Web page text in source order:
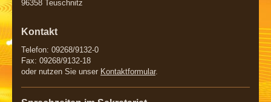
96358 Teuschnitz
Kontakt
Telefon: 09268/9132-0
Fax: 09268/9132-18
oder nutzen Sie unser Kontaktformular.